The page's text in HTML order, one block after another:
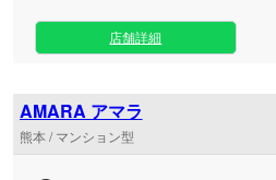
男性の皆様が日頃の疲れを忘れら
ベートな空間を整えております。 使用するオイルやボディソ
水溶性オイルを採用。メンズエス
を楽しみつつ、施術後も匂いを気
す。 お仕事の合間やスキマ時間のリフレッシュにもぴったり
店舗詳細
AMARA アマラ
熊本 / マンション型